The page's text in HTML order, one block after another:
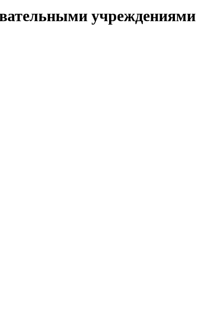
учреждениями